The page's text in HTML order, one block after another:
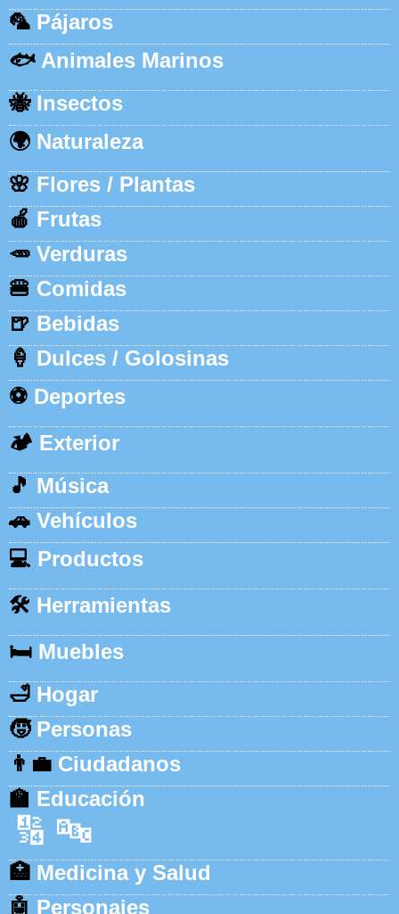
🦜 Pájaros
🐟 Animales Marinos
🐝 Insectos
🌍 Naturaleza
🌸 Flores / Plantas
🍎 Frutas
🥕 Verduras
🍔 Comidas
🍺 Bebidas
🍦 Dulces / Golosinas
⚽ Deportes
🏕️ Exterior
🎵 Música
🚗 Vehículos
💻 Productos
🛠️ Herramientas
🛏️ Muebles
🛁 Hogar
🧒 Personas
👨‍💼 Ciudadanos
🏫 Educación
🔢 🔤
🏥 Medicina y Salud
🤖 Personajes